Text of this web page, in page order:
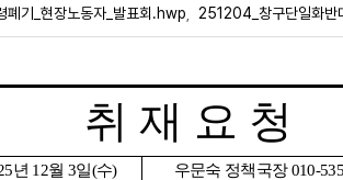
기_현장노동자_발표회.hwp 251204_창구단일화반
취 재 요 청
년 12월 3일(수) 우문숙 정책국장010-